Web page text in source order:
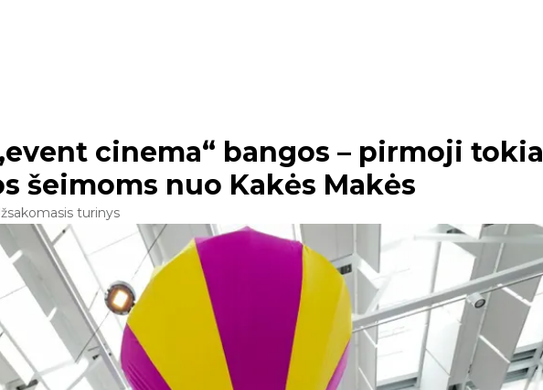
cinema“ bangos – pirmoji tokia
šeimoms nuo Kakės Makės
turinys